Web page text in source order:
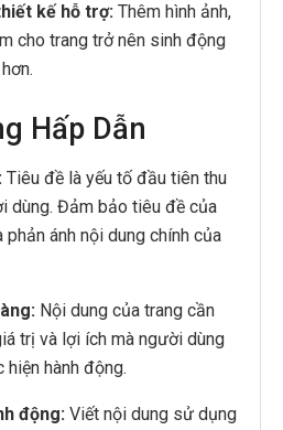
kế hỗ trợ: Thêm hình ảnh,
cho trang trở nên sinh động
Hấp Dẫn
Tiêu đề là yếu tố đầu tiên thu
dùng. Đảm bảo tiêu đề của
ánh nội dung chính của
Nội dung của trang cần
trị và lợi ích mà người dùng
hành động.
động: Viết nội dung sử dụng